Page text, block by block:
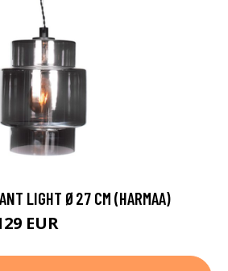
LIGHT Ø27 CM (HARMAA)
EUR